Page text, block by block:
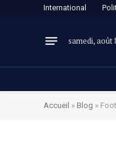
International
samedi, août
Accueil » Blog »